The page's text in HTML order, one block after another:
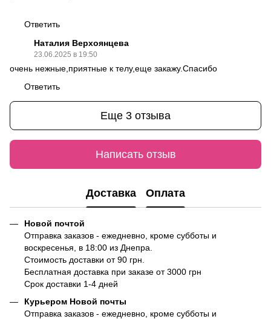
Ответить
Наталия Верхоянцева
23.06.2025 в 19:50
очень нежные,приятные к телу,еще закажу.Спасибо
Ответить
Еще 3 отзыва
Написать отзыв
Доставка Оплата
Новой почтой
Отправка заказов - ежедневно, кроме субботы и
воскресенья, в 18:00 из Днепра.
Стоимость доставки от 90 грн.
Бесплатная доставка при заказе от 3000 грн
Срок доставки 1-4 дней
Курьером Новой почты
Отправка заказов - ежедневно, кроме субботы и